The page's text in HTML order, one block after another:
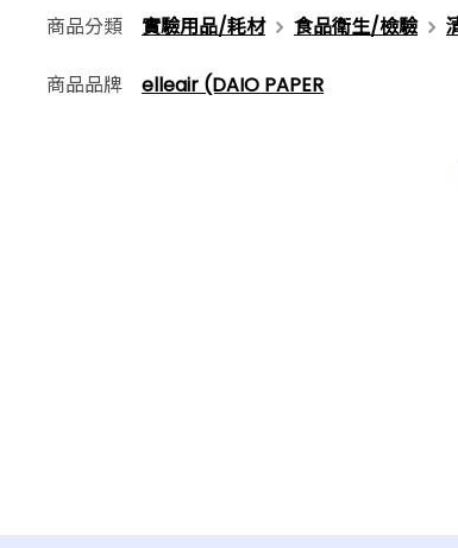
商品分類 實驗用品/耗材 食品衛生/檢驗
商品品牌 elleair (DAIO PAPER